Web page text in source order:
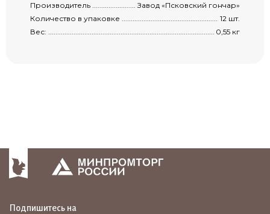
Производитель
Завод «Псковский гончар»
Количество в упаковке
12 шт.
Вес:
0,55 кг
Подпишитесь на